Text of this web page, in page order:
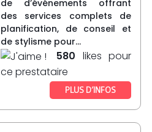
de d’événements offrant
des services complets de
planification, de conseil et
de stylisme pour...
580 likes pour
ce prestataire
PLUS D’INFOS